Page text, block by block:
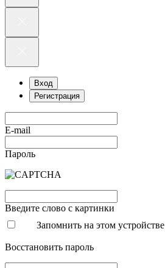
Вход
Регистрация
E-mail
Пароль
Введите слово с картинки
Запомнить на этом устройстве
Восстановить пароль